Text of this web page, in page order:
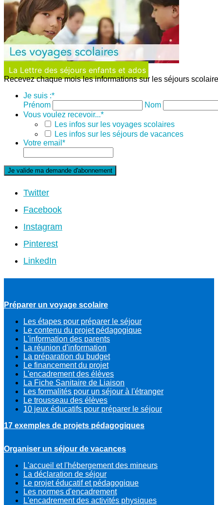
La Lettre des séjours enfants et ados
Recevez chaque mois les informations sur les séjours
Je suis :*
Prénom
Nom
Vous voulez recevoir...*
Les infos sur les voyages scolaires
Les infos sur les séjours de vacances
Votre email *
Twitter
Facebook
Instagram
Pinterest
LinkedIn
Préparer un voyage scolaire
Les étapes pour préparer le séjour
Le contenu du projet pédagogique
L'information des parents
La réunion d'information
La préparation du budget
Le financement du projet
L'encadrement des élèves
La Fiche Sanitaire de Liaison
Les formalités pour un séjour à l'étranger
Le trousseau des élèves
10 jeux éducatifs pour préparer le séjour
17 exemples de projets pédagogiques
Organiser un séjour de vacances
L'accueil et l'hébergement des mineurs
La déclaration de séjour
Le projet éducatif et pédagogique
Les normes d'encadrement
L'encadrement des activités physiques